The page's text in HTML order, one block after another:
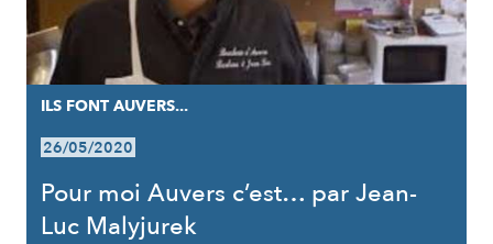
ILS FONT AUVERS...
26/05/2020
Pour moi Auvers c’est… par Jean-
Luc Malyjurek